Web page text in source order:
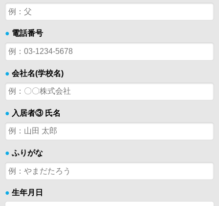
● 電話番号
● 会社名(学校名)
● 入居者③ 氏名
● ふりがな
● 生年月日